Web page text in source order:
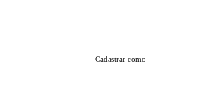
Cadastrar como